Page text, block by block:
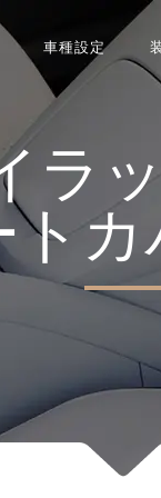
車種設定
ラ
ト